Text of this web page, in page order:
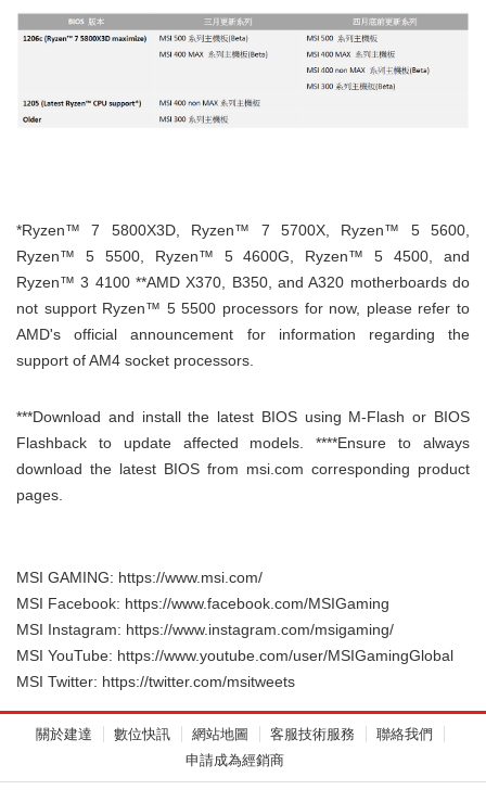
*Ryzen™ 7 5800X3D, Ryzen™ 7 5700X, Ryzen™ 5 5600,
Ryzen™ 5 5500, Ryzen™ 5 4600G, Ryzen™ 5 4500, and
Ryzen™ 3 4100 **AMD X370, B350, and A320 motherboards do
not support Ryzen™ 5 5500 processors for now, please refer to
AMD's official announcement for information regarding the
support of AM4 socket processors.
***Download and install the latest BIOS using M-Flash or BIOS
Flashback to update affected models. ****Ensure to always
download the latest BIOS from msi.com corresponding product
pages.
MSI GAMING: https://www.msi.com/
MSI Facebook: https://www.facebook.com/MSIGaming
MSI Instagram: https://www.instagram.com/msigaming/
MSI YouTube: https://www.youtube.com/user/MSIGamingGlobal
MSI Twitter: https://twitter.com/msitweets
關於建達 數位快訊 網站地圖 客服技術服務
聯絡我們
申請成為經銷商